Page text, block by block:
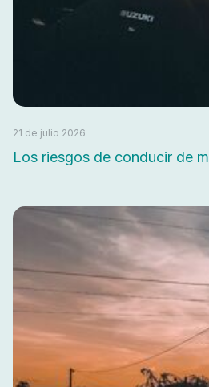
21 de julio 2026
Los riesgos de conducir de